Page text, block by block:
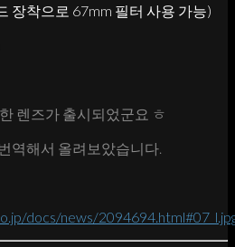
장착으로 67mm 필터 사용 가능)
렌즈가 출시되었군요 ㅎ
역해서 올려보았습니다.
docs/news/